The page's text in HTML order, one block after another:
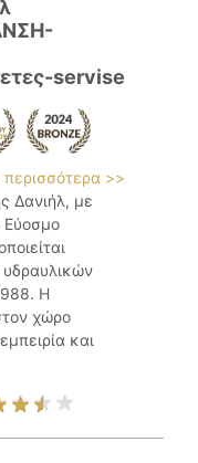
servise
περισσότερα >>
Δανιήλ, με
Εύοσμο
Η
χώρο
και